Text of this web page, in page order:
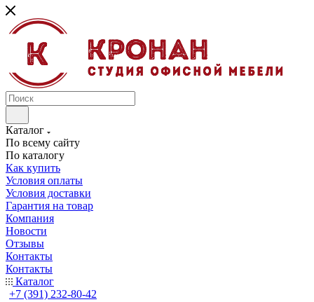
Каталог
По всему сайту
По каталогу
Как купить
Условия оплаты
Условия доставки
Гарантия на товар
Компания
Новости
Отзывы
Контакты
Контакты
Каталог
+7 (391) 232-80-42